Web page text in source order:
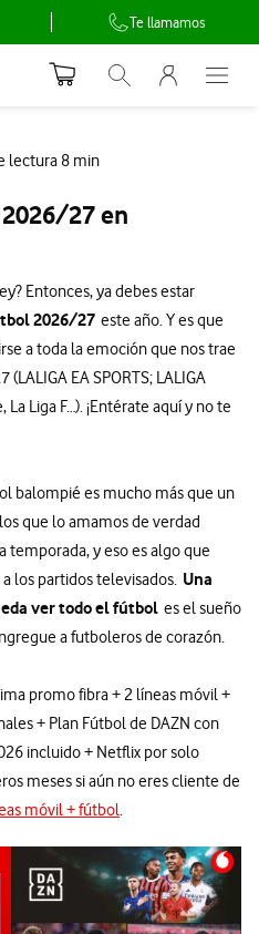
Te llamamos
Abrir buscador.
Menu
Abre
lectura 8 min
27 en
Entonces, ya debes estar
2026/27 este año. Y es que
a toda la emoción que nos trae
EA SPORTS; LALIGA
La Liga F…). ¡Entérate aquí y no te
balompié es mucho más que un
que lo amamos de verdad
temporada, y eso es algo que
los partidos televisados. Una
ver todo el fútbol es el sueño
a futboleros de corazón.
promo fibra + 2 líneas móvil +
+ Plan Fútbol de DAZN con
incluido + Netflix por solo
meses si aún no eres cliente de
móvil + fútbol.